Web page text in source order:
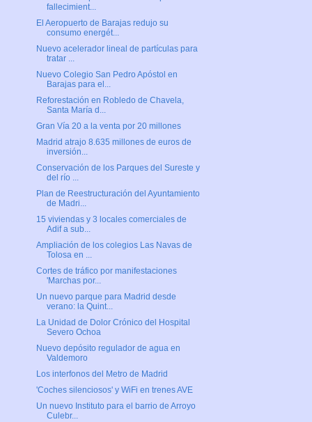
fallecimient...
El Aeropuerto de Barajas redujo su
consumo energét...
Nuevo acelerador lineal de partículas para
tratar ...
Nuevo Colegio San Pedro Apóstol en
Barajas para el...
Reforestación en Robledo de Chavela,
Santa María d...
Gran Vía 20 a la venta por 20 millones
Madrid atrajo 8.635 millones de euros de
inversión...
Conservación de los Parques del Sureste y
del río ...
Plan de Reestructuración del Ayuntamiento
de Madri...
15 viviendas y 3 locales comerciales de
Adif a sub...
Ampliación de los colegios Las Navas de
Tolosa en ...
Cortes de tráfico por manifestaciones
'Marchas por...
Un nuevo parque para Madrid desde
verano: la Quint...
La Unidad de Dolor Crónico del Hospital
Severo Ochoa
Nuevo depósito regulador de agua en
Valdemoro
Los interfonos del Metro de Madrid
'Coches silenciosos' y WiFi en trenes AVE
Un nuevo Instituto para el barrio de Arroyo
Culebr...